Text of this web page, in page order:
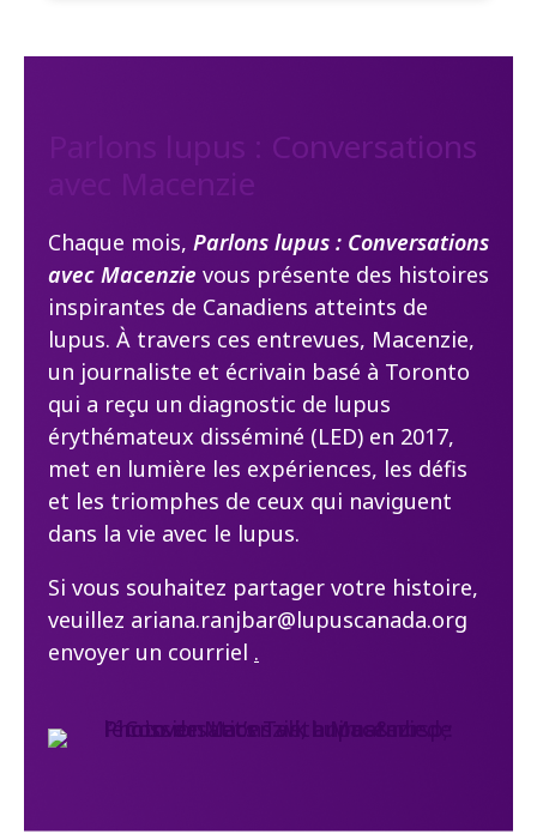
Parlons lupus : Conversations
Chaque mois, Parlons lupus : Conversations
avec Macenzie vous présente des histoires
inspirantes de Canadiens atteints de
lupus. À travers ces entrevues, Macenzie,
un journaliste et écrivain basé à Toronto
qui a reçu un diagnostic de lupus
érythémateux disséminé (LED) en 2017,
met en lumière les expériences, les défis
et les triomphes de ceux qui naviguent
dans la vie avec le lupus.
Si vous souhaitez partager votre histoire,
veuillez ariana.ranjbar@lupuscanada.org
envoyer un courriel .